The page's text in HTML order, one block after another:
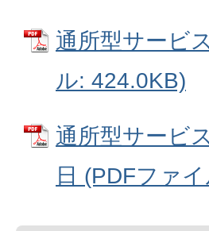
通所型サービ
ル: 424.0KB)
通所型サービ
日 (PDFファ